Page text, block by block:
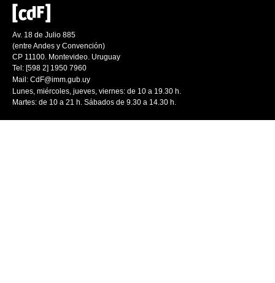
Av. 18 de Julio 885
(entre Andes y Convención)
CP 11100. Montevideo. Uruguay
Tel: [598 2] 1950 7960
Mail: CdF@imm.gub.uy
Lunes, miércoles, jueves, viernes: de 10 a 19.30 h.
Martes: de 10 a 21 h. Sábados de 9.30 a 14.30 h.